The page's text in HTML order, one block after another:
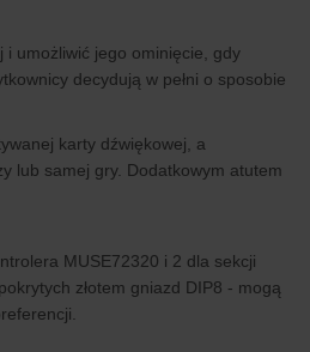
i umożliwić jego ominięcie, gdy
decydują w pełni o sposobie
karty dźwiękowej, a
lub samej gry. Dodatkowym atutem
MUSE72320 i 2 dla sekcji
złotem gniazd DIP8 - mogą